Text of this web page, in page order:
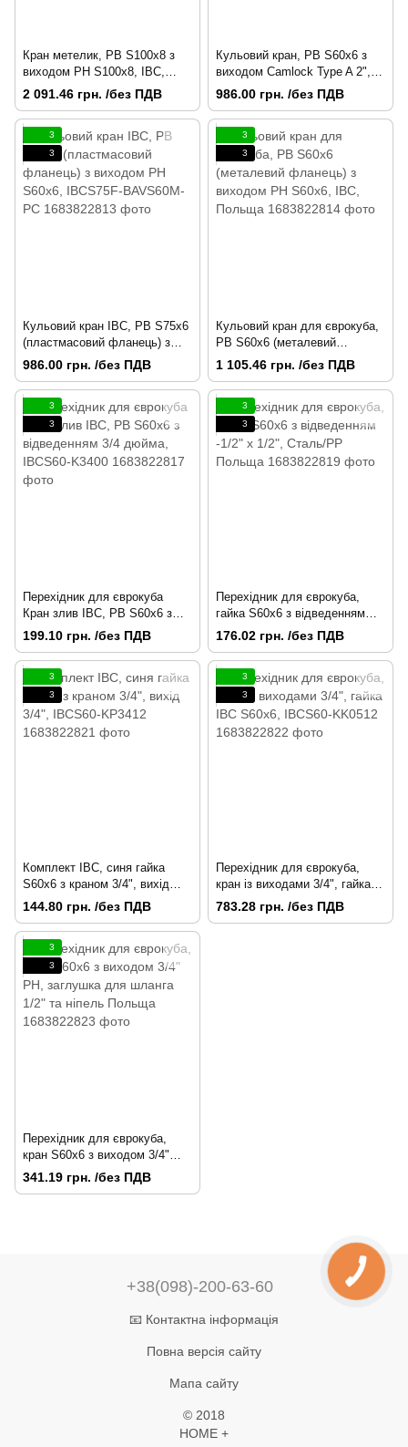
Кран метелик, РВ S100x8 з
виходом РН S100x8, IBC,
IBCS100F-BTVS100M
2 091.46 грн. /без ПДВ
Кульовий кран, РВ S60x6 з
виходом Camlock Type A 2", з
ковпачком, IBC, IBCS60F-
986.00 грн. /без ПДВ
3
3
Кульовий кран IBC, РВ S75x6
(пластмасовий фланець) з
виходом РН S60x6, IBCS75F-
BAVS60M-PC
986.00 грн. /без ПДВ
3
3
Кульовий кран для єврокуба,
РВ S60x6 (металевий
фланець) з виходом РН
S60x6, IBC, Польща
1 105.46 грн. /без ПДВ
3
3
Перехідник для єврокуба
Кран злив IBC, РВ S60x6 з
відведенням 3/4 дюйма,
IBCS60-K3400
199.10 грн. /без ПДВ
3
3
Перехідник для єврокуба,
гайка S60x6 з відведенням
-1/2" x 1/2", Сталь/РР Польща
176.02 грн. /без ПДВ
3
3
Комплект IBC, синя гайка
S60x6 з краном 3/4", вихід
3/4", IBCS60-KP3412
144.80 грн. /без ПДВ
3
3
Перехідник для єврокуба,
кран із виходами 3/4", гайка
IBC S60x6, IBCS60-KK0512
783.28 грн. /без ПДВ
3
3
Перехідник для єврокуба,
кран S60x6 з виходом 3/4"
РН, заглушка для шланга 1/2"
та ніпель Польща
341.19 грн. /без ПДВ
+38(098)-200-63-60
📧 Контактна інформація
Повна версія сайту
Мапа сайту
© 2018
HOME +